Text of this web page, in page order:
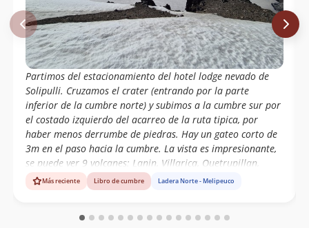
25/04/21 Eduardo Atalah
11/03/21 Sergio Pérez
20/12/20 Eduardo Atalah
22/11/20
Paulo Cox
Francisca Coxl
28/12/19
Rodolfo Poloni
01/12/19 Cristián Arriagada
Partimos del estacionamiento del hotel lodge nevado de
Solipulli. Cruzamos el crater (entrando por la parte
inferior de la cumbre norte) y subimos a la cumbre sur por
el costado izquierdo del acarreo de la ruta tipica, por
haber menos derrumbe de piedras. Hay un gateo corto de
3m en el paso hacia la cumbre. La vista es impresionante,
se puede ver 9 volcanes: Lanin, Villarica, Quetrupillan,
Mocho-Choshuenco hacia el sur, Llaima, Sierra Nevada,
Lonquimay, Toluaca y Callaqui hacia el norte. No
demoramos 8h45 por 20km ida y vuelta (+1325, -1285).
Más reciente Libro de cumbre Ladera Norte - Melipeuco